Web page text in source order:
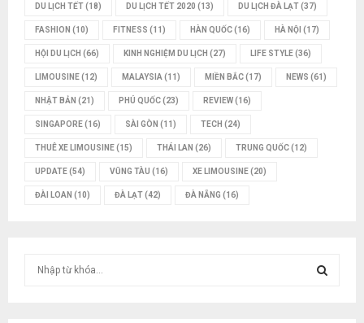
DU LỊCH TẾT(18) DU LỊCH TẾT 2020 (13) DU LỊCH ĐÀ LẠT(37)
FASHION (10) FITNESS (11) HÀN QUỐC(16) HÀ NỘI (17)
HỘI DU LỊCH (66) KINH NGHIỆM DU LỊCH (27) LIFE STYLE(36)
LIMOUSINE(12) MALAYSIA (11) MIỀN BẮC(17) NEWS (61)
NHẬT BẢN (21) PHÚ QUỐC(23) REVIEW(16)
SINGAPORE(16) SÀI GÒN (11) TECH (24)
THUÊ XE LIMOUSINE(15) THÁI LAN (26) TRUNG QUỐC(12)
UPDATE(54) VŨNG TÀU (16) XE LIMOUSINE(20)
ĐÀI LOAN (10) ĐÀ LẠT(42) ĐÀ NẴNG (16)